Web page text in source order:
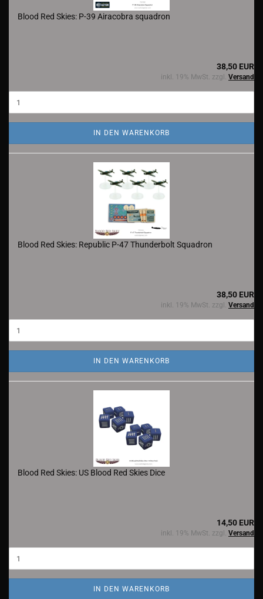
Blood Red Skies: P-39 Airacobra squadron
38,50 EUR
inkl. 19% MwSt. zzgl. Versand
IN DEN WARENKORB
Blood Red Skies: Republic P-47 Thunderbolt Squadron
38,50 EUR
inkl. 19% MwSt. zzgl. Versand
IN DEN WARENKORB
Blood Red Skies: US Blood Red Skies Dice
14,50 EUR
inkl. 19% MwSt. zzgl. Versand
IN DEN WARENKORB